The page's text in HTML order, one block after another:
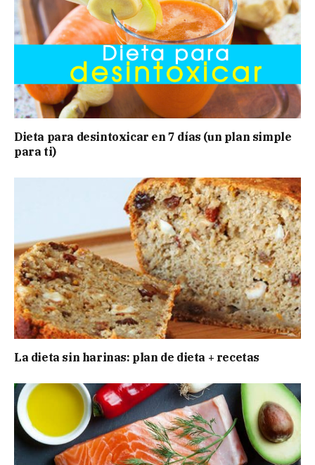
Dieta para desintoxicar en 7 días (un plan simple
para ti)
La dieta sin harinas: plan de dieta + recetas